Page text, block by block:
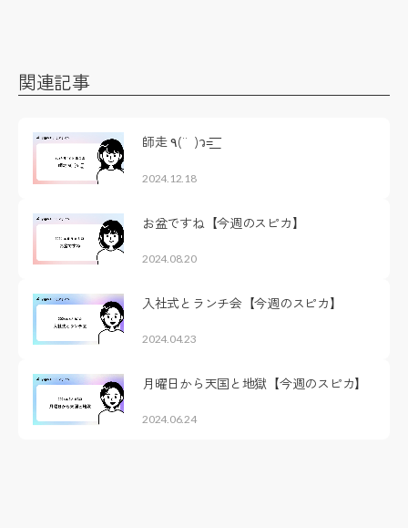
関連記事
師走 ٩(¨ )ว=͟͟͞͞
2024.12.18
お盆ですね【今週のスピカ】
2024.08.20
入社式とランチ会【今週のスピカ】
2024.04.23
月曜日から天国と地獄【今週のスピカ】
2024.06.24